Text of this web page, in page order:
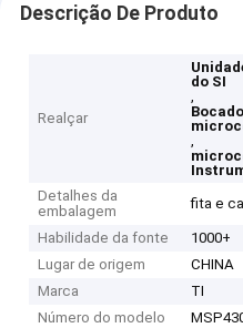
Descrição De Produto
Realçar
do SI
,
,
Detalhes da
embalagem
fita e
Habilidade da fonte
1000+
Lugar de origem
CHINA
Marca
TI
Número do modelo